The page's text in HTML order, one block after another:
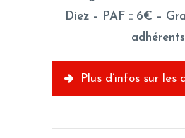
Diez – PAF :: 6€ –
adhérents
Plus d’infos sur